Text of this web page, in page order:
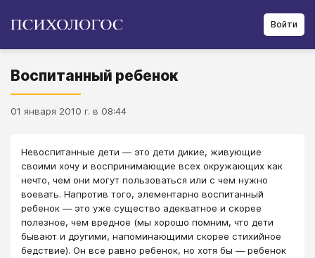
Войти
Воспитанный ребенок
01 января 2010 г. в 08:44
Невоспитанные дети — это дети дикие, живующие
своими хочу и воспринимающие всех окружающих как
нечто, чем они могут пользоваться или с чем нужно
воевать. Напротив того, элементарно воспитанный
ребенок — это уже существо адекватное и скорее
полезное, чем вредное (мы хорошо помним, что дети
бывают и другими, напоминающими скорее стихийное
бедствие). Он все равно ребенок, но хотя бы — ребенок